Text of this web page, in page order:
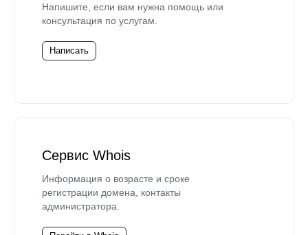
Напишите, если вам нужна помощь или
консультация по услугам.
Написать
Сервис Whois
Информация о возрасте и сроке
регистрации домена, контакты
администратора.